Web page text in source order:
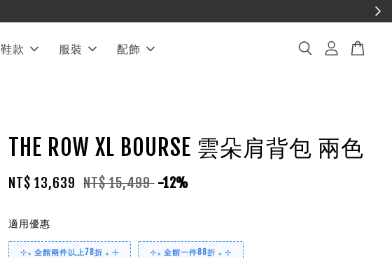
鞋款 服裝 配飾
THE ROW XL BOURSE 雲朵肩背包 兩色
NT$ 13,639 NT$ 15,499 -12%
適用優惠
⊹₊ 全館兩件以上78折 ₊ ⊹ ⊹₊ 全館一件88折 ₊ ⊹